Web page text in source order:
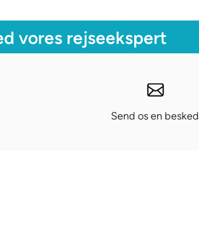
vores rejseekspert
Send os en besked